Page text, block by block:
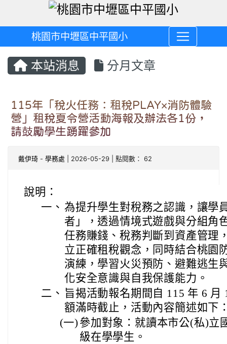
桃園市中壢區中平國小
本站消息 分月文章
115年「稅火任務：租稅PLAY×消防體驗
營」租稅夏令營活動海報及辦法各1份，
請鼓勵學生踴躍參加
戴伊琦 - 學務處 | 2026-05-29 | 點閱數： 62
說明：
一、 為提升學生對稅務之認識，讓學
者」，透過情境式遊戲與分組角
任務賺錢、稅務判斷到資產管理
立正確租稅觀念，同時結合桃園
演練，學習火災預防、避難逃生
化安全意識與自我保護能力。
二、 旨揭活動報名期間自 115 年 6
額滿時截止，活動內容簡述如下
(一) 參加對象：就讀本市公(私)立
級在學學生。